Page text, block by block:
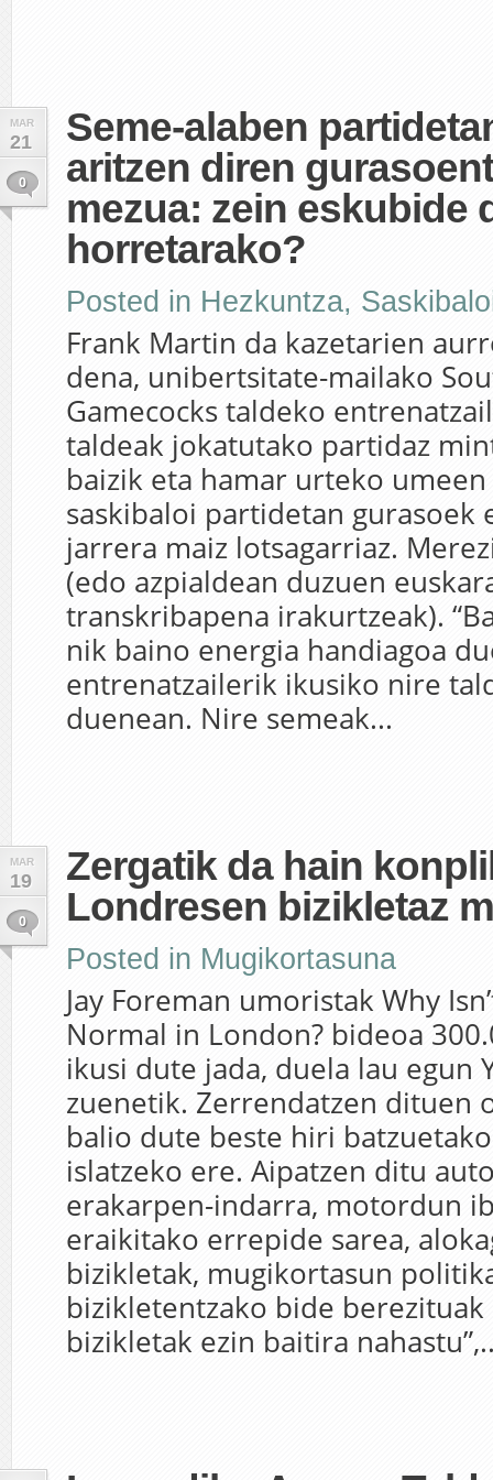
MAR
21
0
Seme-alaben
aritzen diren
mezua: zein eskubide
horretarako?
Posted in Hezkuntza,
Frank Martin da kazetarien
dena, unibertsitate-mailako
Gamecocks taldeko
taldeak jokatutako partidaz
baizik eta hamar urteko
saskibaloi partidetan gurasoek
jarrera maiz lotsagarriaz.
(edo azpialdean duzuen
transkribapena irakurtzeak).
nik baino energia handiagoa
entrenatzailerik ikusiko nire
duenean. Nire semeak...
MAR
19
0
Zergatik da hain
Londresen bizikletaz
Posted in Mugikortasuna
Jay Foreman umoristak Why
Normal in London? bideoa
ikusi dute jada, duela lau egun
zuenetik. Zerrendatzen dituen
balio dute beste hiri
islatzeko ere. Aipatzen ditu
erakarpen-indarra, motordun
eraikitako errepide sarea,
bizikletak, mugikortasun
bizikletentzako bide berezituak
bizikletak ezin baitira